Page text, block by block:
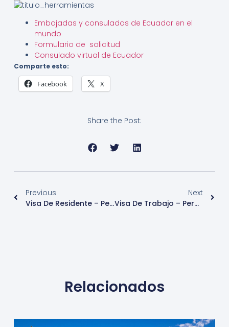
Embajadas y consulados de Ecuador en el
mundo
Formulario de solicitud
Consulado virtual de Ecuador
Comparte esto:
Facebook X
Share the Post:
Previous
Visa De Residente – Permanencia Permanente – Ecuador
Next
Visa De Trabajo – Permisos De Artistas – Costa Rica
Relacionados